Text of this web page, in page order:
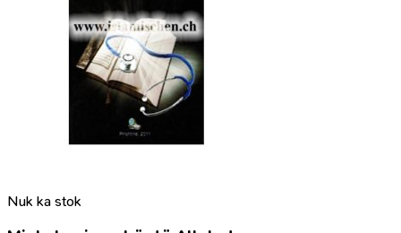
Nuk ka stok